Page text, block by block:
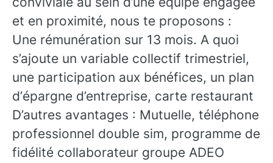
et en proximité, nous te proposons :
Une rémunération sur 13 mois. A quoi
s’ajoute un variable collectif trimestriel,
une participation aux bénéfices, un plan
d’épargne d’entreprise, carte restaurant
D’autres avantages : Mutuelle, téléphone
professionnel double sim, programme de
fidélité collaborateur groupe ADEO